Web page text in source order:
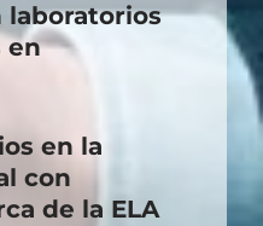
laboratorios
en
en la
con
de la ELA